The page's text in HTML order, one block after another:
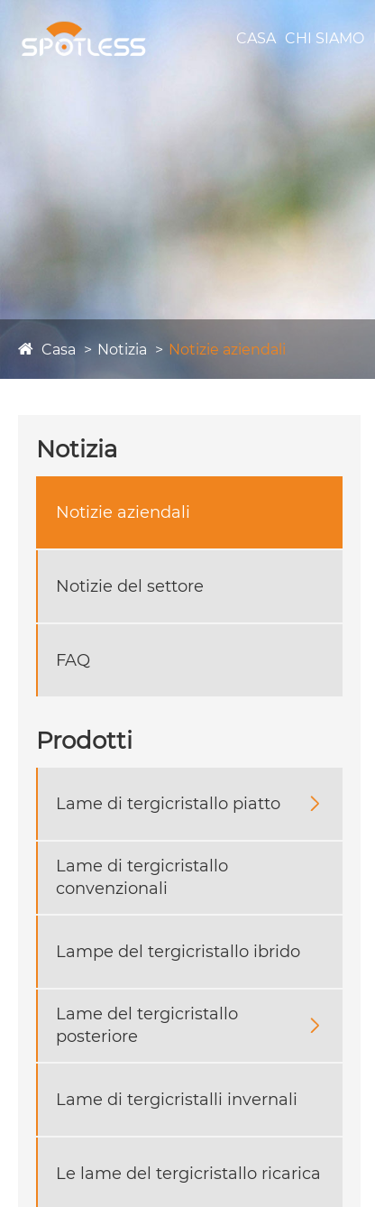
CASA CHI SIAMO
Casa Notizia Notizie aziendali
Notizia
Notizie aziendali
Notizie del settore
FAQ
Prodotti
Lame di tergicristallo piatto 
Lame di tergicristallo
convenzionali
Lampe del tergicristallo ibrido
Lame del tergicristallo
posteriore

Lame di tergicristalli invernali
Le lame del tergicristallo ricarica